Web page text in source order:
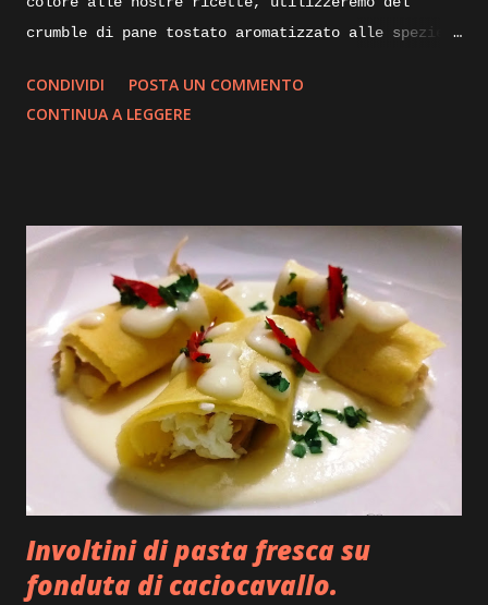
crumble di pane tostato aromatizzato alle spezie.
impreziosire e dare croccantezza ai mie piatti.
Ingredienti: mollica di pane non troppo fresca un
portiamola in una padella calda, la fiamma dovrà
essere bassissima, aggiungiamoci un paio di foglie
di alloro e uno spicchio d’aglio sbucciato,
iniziamo la tostatura mescolando insieme il
composto con l’aiuto di una paletta, dopo qualche
minuto aggiungiamo un cucchiaio di olio evo per
mezzo kg di mollica e continuiamo a rimescolare il
composto, dopo una decina di minuti inizieremo a
vedere la nostra mollica che andra asciugando
perdendo l’umidità in essa contenuta, sempre
mescolando do...
CONDIVIDI
POSTA UN COMMENTO
CONTINUA A LEGGERE
Involtini di pasta fresca su
fonduta di caciocavallo.